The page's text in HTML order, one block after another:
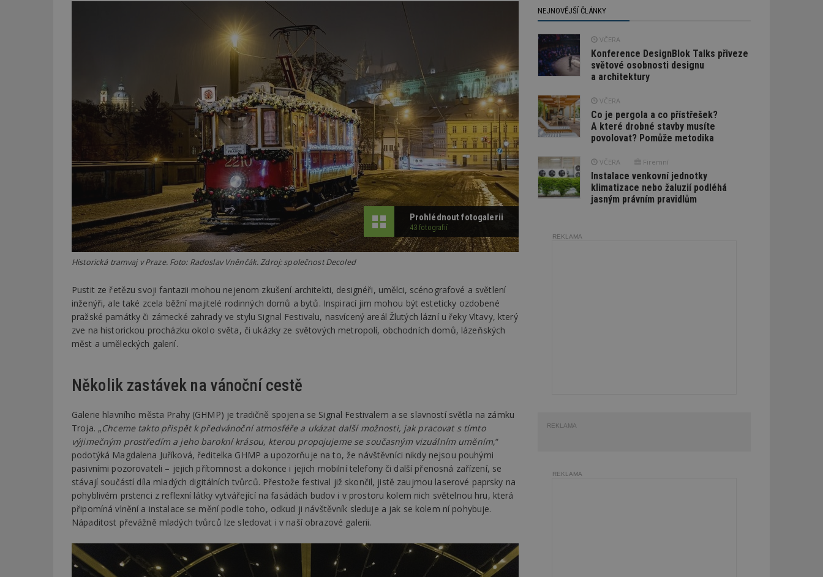
Prohlédnout fotogalerii
43 fotografií
Historická tramvaj v Praze. Foto: Radoslav Vněnčák. Zdroj: společnost Decoled
Pustit ze řetězu svoji fantazii mohou nejenom zkušení architekti, designéři, umělci, scénografové a světlení
inženýři, ale také zcela běžní majitelé rodinných domů a bytů. Inspirací jim mohou být esteticky ozdobené
pražské památky či zámecké zahrady ve stylu Signal Festivalu, nasvícený areál Žlutých lázní u řeky Vltavy, který
zve na historickou procházku okolo světa, či ukázky ze světových metropolí, obchodních domů, lázeňských
měst a uměleckých galerií.
Několik zastávek na vánoční cestě
Galerie hlavního města Prahy (GHMP) je tradičně spojena se Signal Festivalem a se slavností světla na zámku
Troja. „Chceme takto přispět k předvánoční atmosféře a ukázat další možnosti, jak pracovat s tímto
výjimečným prostředím a jeho barokní krásou, kterou propojujeme se současným vizuálním uměním,“
podotýká Magdalena Juříková, ředitelka GHMP a upozorňuje na to, že návštěvníci nikdy nejsou pouhými
pasivními pozorovateli – jejich přítomnost a dokonce i jejich mobilní telefony či další přenosná zařízení, se
stávají součástí díla mladých digitálních tvůrců. Přestože festival již skončil, jistě zaujmou laserové paprsky na
pohyblivém prstenci z reflexní látky vytvářející na fasádách budov i v prostoru kolem nich světelnou hru, která
připomíná vlnění a instalace se mění podle toho, odkud ji návštěvník sleduje a jak se kolem ní pohybuje.
Nápaditost převážně mladých tvůrců lze sledovat i v naší obrazové galerii.
NEJNOVĚJŠÍ ČLÁNKY
VČERA
Konference DesignBlok Talks přiveze
světové osobnosti designu
a architektury
VČERA
Co je pergola a co přístřešek?
A které drobné stavby musíte
povolovat? Pomůže metodika
VČERA Firemní
Instalace venkovní jednotky
klimatizace nebo žaluzií podléhá
jasným právním pravidlům
REKLAMA
REKLAMA
REKLAMA